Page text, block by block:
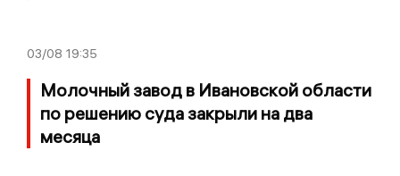
03/08 19:35
Молочный завод в Ивановской области
по решению суда закрыли на два
месяца